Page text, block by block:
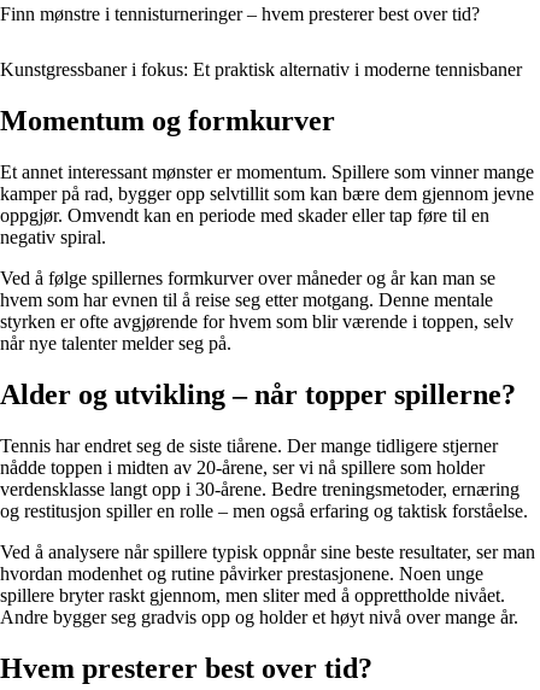
Finn mønstre i tennisturneringer – hvem presterer best over tid?
Kunstgressbaner i fokus: Et praktisk alternativ i moderne tennisbaner
Momentum og formkurver
Et annet interessant mønster er momentum. Spillere som vinner mange
kamper på rad, bygger opp selvtillit som kan bære dem gjennom jevne
oppgjør. Omvendt kan en periode med skader eller tap føre til en
negativ spiral.
Ved å følge spillernes formkurver over måneder og år kan man se
hvem som har evnen til å reise seg etter motgang. Denne mentale
styrken er ofte avgjørende for hvem som blir værende i toppen, selv
når nye talenter melder seg på.
Alder og utvikling – når topper spillerne?
Tennis har endret seg de siste tiårene. Der mange tidligere stjerner
nådde toppen i midten av 20-årene, ser vi nå spillere som holder
verdensklasse langt opp i 30-årene. Bedre treningsmetoder, ernæring
og restitusjon spiller en rolle – men også erfaring og taktisk forståelse.
Ved å analysere når spillere typisk oppnår sine beste resultater, ser man
hvordan modenhet og rutine påvirker prestasjonene. Noen unge
spillere bryter raskt gjennom, men sliter med å opprettholde nivået.
Andre bygger seg gradvis opp og holder et høyt nivå over mange år.
Hvem presterer best over tid?